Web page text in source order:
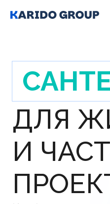
ДЛЯ
И
в каждой детали
пространства